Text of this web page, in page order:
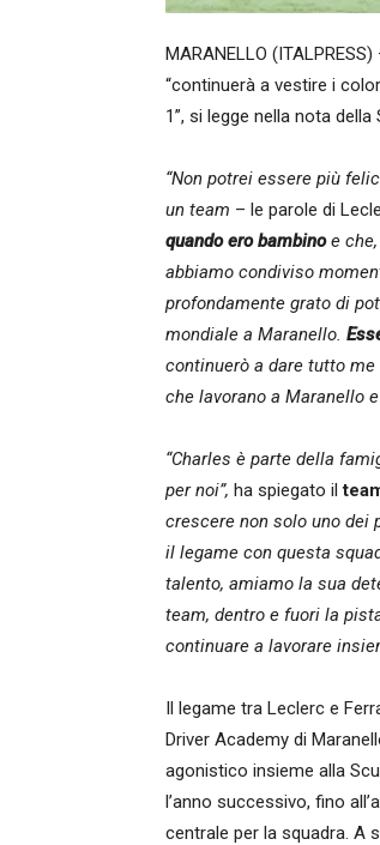
MARANELLO (ITALPRESS)
“continuerà a vestire i
1”, si legge nella nota
“Non potrei essere più
un team – le parole di
quando ero bambinoe che,
abbiamo condiviso
profondamente grato di
mondiale a Maranello.
continuerò a dare tutto
che lavorano a Maranello
“Charles è parte della
per noi”, ha spiegato il
crescere non solo uno dei
il legame con questa
talento, amiamo la sua
team, dentro e fuori la
continuare a lavorare
Il legame tra Leclerc e
Driver Academy di
agonistico insieme alla
l’anno successivo, fino
centrale per la squadra. A